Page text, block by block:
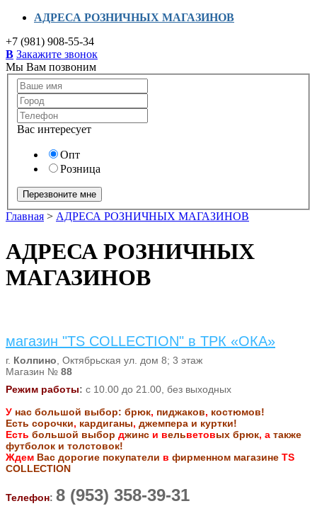
АДРЕСА РОЗНИЧНЫХ МАГАЗИНОВ
+7 (981) 908-55-34
B Закажите звонок
Мы Вам позвоним
Вас интересует
Опт
Розница
Главная > АДРЕСА РОЗНИЧНЫХ МАГАЗИНОВ
АДРЕСА РОЗНИЧНЫХ
МАГАЗИНОВ
магазин "TS COLLECTION" в ТРК «ОКА»
г. Колпино, Октябрьская ул. дом 8; 3 этаж
Магазин № 88
Режим работы: с 10.00 до 21.00, без выходных
У нас большой выбор: брюк, пиджаков, костюмов!
Есть сорочки, кардиганы, джемпера и куртки!
Есть большой выбор джинс и вельветовых брюк, а также
футболок и толстовок!
Ждем Вас дорогие покупатели в фирменном магазине TS
COLLECTION
Телефон: 8 (953) 358-39-31